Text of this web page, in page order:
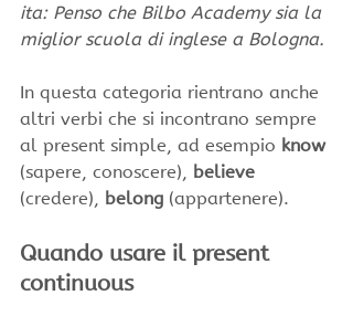
ita: Penso che Bilbo Academy sia la
miglior scuola di inglese a Bologna.
In questa categoria rientrano anche
altri verbi che si incontrano sempre
al present simple, ad esempio know
(sapere, conoscere), believe
(credere), belong (appartenere).
Quando usare il present
continuous